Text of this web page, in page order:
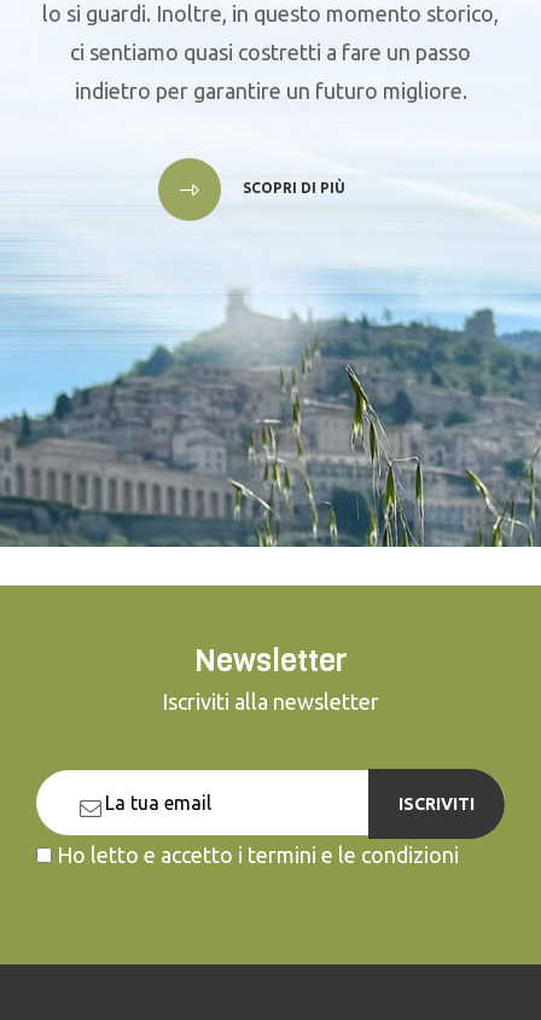
lo si guardi. Inoltre, in questo momento storico,
ci sentiamo quasi costretti a fare un passo
indietro per garantire un futuro migliore.
SCOPRI DI PIÙ
Newsletter
Iscriviti alla newsletter
ISCRIVITI
Ho letto e accetto i termini e le condizioni